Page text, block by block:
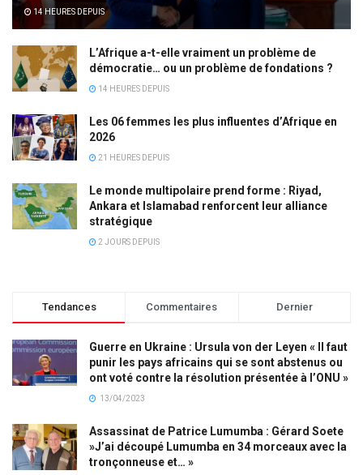
14 HEURES DEPUIS
L’Afrique a-t-elle vraiment un problème de
démocratie… ou un problème de fondations ?
14 HEURES DEPUIS
Les 06 femmes les plus influentes d’Afrique en
2026
21 HEURES DEPUIS
Le monde multipolaire prend forme : Riyad,
Ankara et Islamabad renforcent leur alliance
stratégique
2 JOURS DEPUIS
Tendances Commentaires Dernier
Guerre en Ukraine : Ursula von der Leyen « Il faut
punir les pays africains qui se sont abstenus ou
ont voté contre la résolution présentée à l’ONU »
13/04/2023
Assassinat de Patrice Lumumba : Gérard Soete
»J’ai découpé Lumumba en 34 morceaux avec la
tronçonneuse et… »